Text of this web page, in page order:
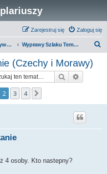
Zaloguj się
Zarejestruj się
Platformy interaktywne Szlaku Templariuszy Wyprawy Szlaku Templariuszy - dawne
(Czechy i Morawy)
Szukaj
2 3 4
4 osoby. Kto nastepny?